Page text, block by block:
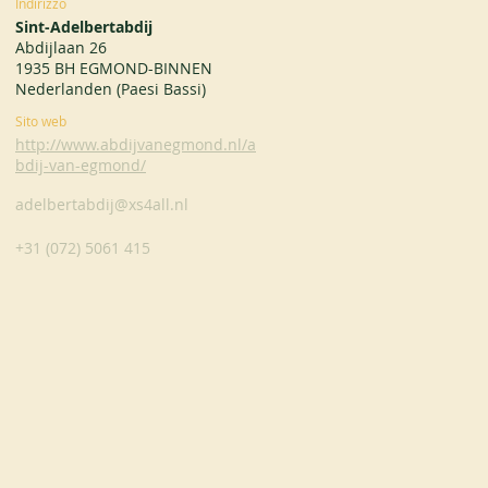
Sint-Adelbertabdij
Abdijlaan 26
1935 BH EGMOND-BINNEN
Nederlanden (Paesi Bassi)
Sito web
http://www.abdijvanegmond.nl/a
bdij-van-egmond/
adelbertabdij@xs4all.nl
+31 (072) 5061 415